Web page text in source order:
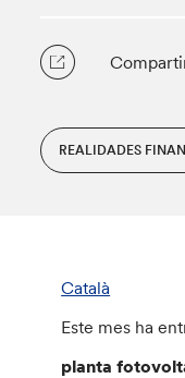
REALIDADES
Català
Este mes ha
planta